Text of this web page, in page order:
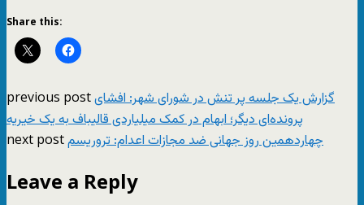
Share this:
previous postگزارش یک جلسه پر تنش در شورای شهر: افشای
پرونده‌ای دیگر؛ ابهام در کمک میلیاردی قالیباف به یک خیریه
next postچهاردهمین روز جهانی ضد مجازات اعدام: تروریسم
Leave a Reply